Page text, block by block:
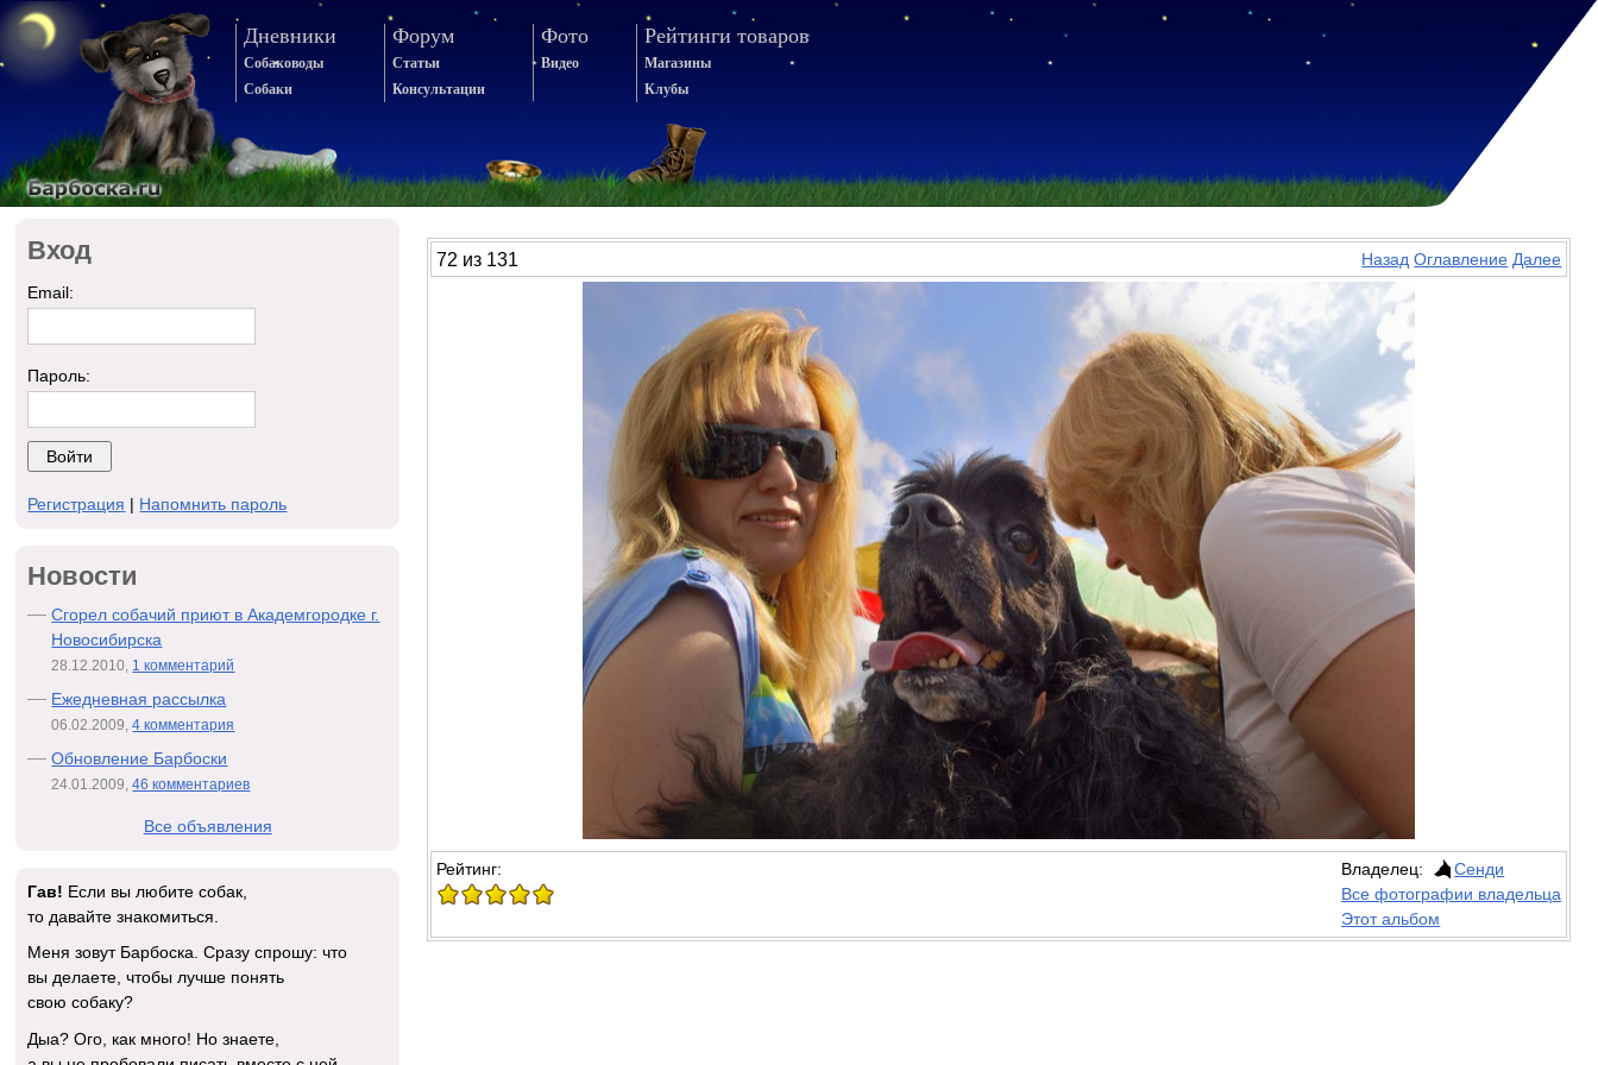
Дневники
Собаководы
Собаки
Форум
Статьи
Консультации
Фото
Видео
Рейтинги товаров
Магазины
Клубы
72 из 131 Назад Оглавление Далее
Рейтинг: Владелец:
Сенди
Все фотографии владельца
Этот альбом
Вход
Email:
Пароль:
Регистрация | Напомнить пароль
Новости
Сгорел собачий приют в Академгородке г.
Новосибирска
28.12.2010, 1 комментарий
Ежедневная рассылка
06.02.2009,4 комментария
Обновление Барбоски
24.01.2009,46 комментариев
Все объявления
Гав! Если вы любите собак,
то давайте знакомиться.
Меня зовут Барбоска. Сразу спрошу: что
вы делаете, чтобы лучше понять
свою собаку?
Дыа? Ого, как много! Но знаете,